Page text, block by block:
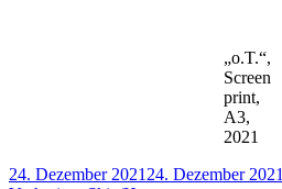
„o.T.“,
Screen
print,
A3,
2021
Veröffentlicht
24. Dezember 2021 24. Dezember 2021